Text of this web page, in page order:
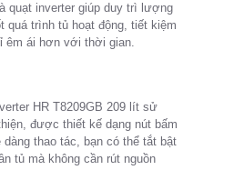
quạt inverter giúp duy trì lượng
quá trình tủ hoạt động, tiết kiệm
êm ái hơn với thời gian.
HR T8209GB 209 lít sử
được thiết kế dạng nút bấm
thao tác, bạn có thể tắt bật
tủ mà không cần rút nguồn